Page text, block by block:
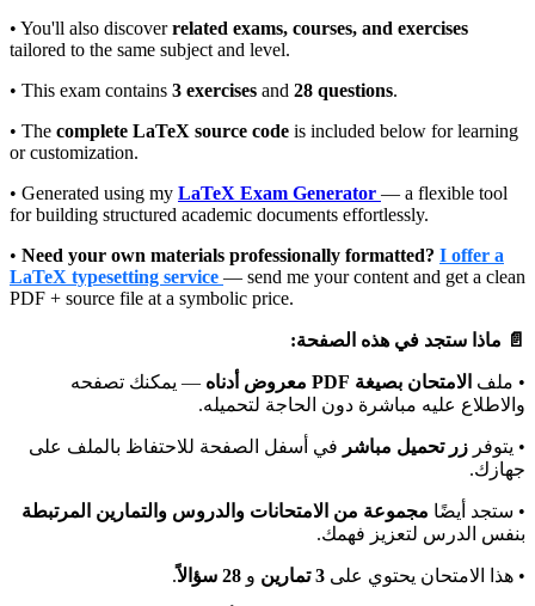
• You'll also discoverrelated exams, courses, and exercises
tailored to the same subject and level.
• This exam contains 3 exercises and 28 questions.
• The complete LaTeX source code is included below for learning
or customization.
• Generated using my LaTeX Exam Generator — a flexible tool
for building structured academic documents effortlessly.
• Need your own materials professionally formatted? I offer a
LaTeX typesetting service — send me your content and get a clean
PDF + source file at a symbolic price.
📄 ماذا ستجد في هذه الصفحة:
• ملف الامتحان بصيغة PDF معروض أدناه
— يمكنك تصفحه
والاطلاع عليه مباشرة دون الحاجة لتحميله.
• يتوفر زر تحميل مباشر في أسفل الصفحة للاحتفاظ بالملف على
جهازك.
• ستجد أيضًا مجموعة من الامتحانات والدروس والتمارين المرتبطة
بنفس الدرس لتعزيز فهمك.
• هذا الامتحان يحتوي على 3 تمارين و 28 سؤالاً .